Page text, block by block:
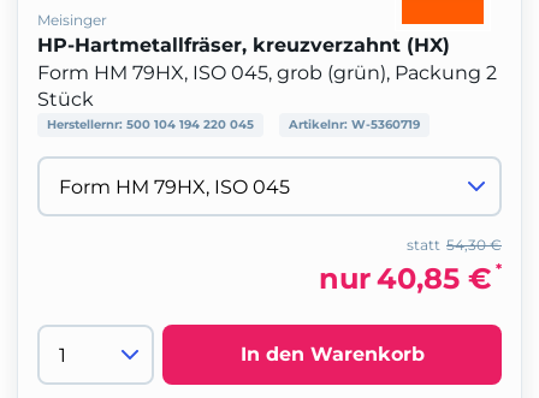
Meisinger
HP-Hartmetallfräser, kreuzverzahnt (HX)
Form HM 79HX, ISO 045, grob (grün), Packung 2
Stück
Herstellernr: 500 104 194 220 045 Artikelnr: W-5360719
54,30 €
statt
nur40,85 € *
In den Warenkorb